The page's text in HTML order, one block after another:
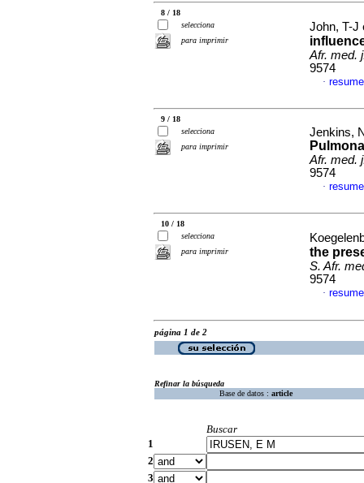
8 / 18
selecciona
para imprimir
John, T-J
Afr. med.
9574
·
9 / 18
selecciona
para imprimir
Jenkins,
Afr. med.
9574
·
10 / 18
selecciona
para imprimir
the
S. Afr.
9574
·
página 1 de 2
Refinar la búsqueda
Base de datos : article
Buscar
1
2
3